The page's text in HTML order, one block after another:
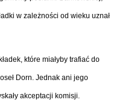
w zależności od wieku uznał
które miałyby trafiać do
Dorn. Jednak ani jego
akceptacji komisji.